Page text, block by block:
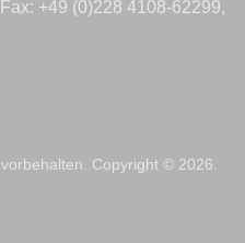
Copyright © 2026.